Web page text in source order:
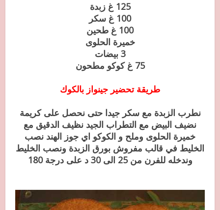
125 غ زبدة
100 غ سكر
100 غ طحين
خميرة الحلوى
3 بيضات
75 غ كوكو مطحون
طريقة تحضير جينواز بالكوك
نطرب الزبدة مع سكر جيدا حتى نحصل على كريمة
نضيف البيض مع التطراب الجيد نظيف الدقيق مع
خميرة الحلوى وملح و الكوكو اي جوز الهند نصب
الخليط في قالب مفروش بورق الزبدة ونصب الخليط
وندخله للفرن من 25 الى 30 د على درجة 180